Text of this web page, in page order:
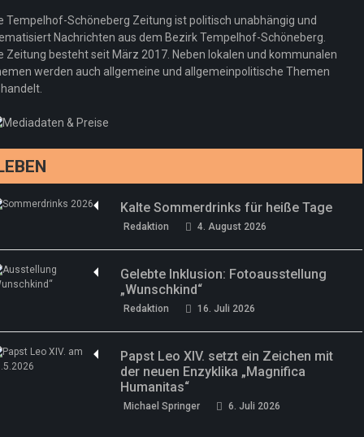
Pepe Jeans London mit Summer Sale und
neuer Kollektion
Redaktion 19. Juli 2026
Woher kommt der Honig? – Neue EU-
Regeln gelten 14. Juni
drei neue Specials zur Fußball-WM
Tempelhof-Schöneberg Zeitung ist politisch unabhängig und
Nachrichten aus dem Bezirk Tempelhof-Schöneberg.
Zeitung besteht seit März 2017. Neben lokalen und kommunalen
werden auch allgemeine und allgemeinpolitische Themen
Kalte Sommerdrinks für heiße Tage
Redaktion 4. August 2026
Gelebte Inklusion: Fotoausstellung
„Wunschkind“
Redaktion 16. Juli 2026
Papst Leo XIV. setzt ein Zeichen mit
der neuen Enzyklika „Magnifica
Humanitas“
Michael Springer 6. Juli 2026